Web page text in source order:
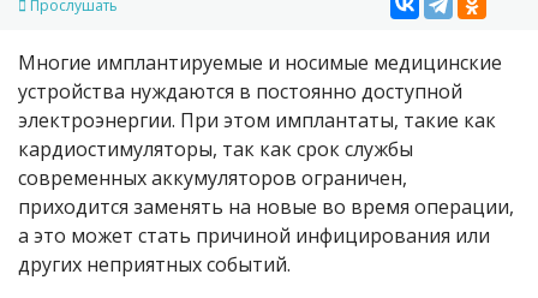
Прослушать
Многие имплантируемые и носимые медицинские
устройства нуждаются в постоянно доступной
электроэнергии. При этом имплантаты, такие как
кардиостимуляторы, так как срок службы
современных аккумуляторов ограничен,
приходится заменять на новые во время операции,
а это может стать причиной инфицирования или
других неприятных событий.